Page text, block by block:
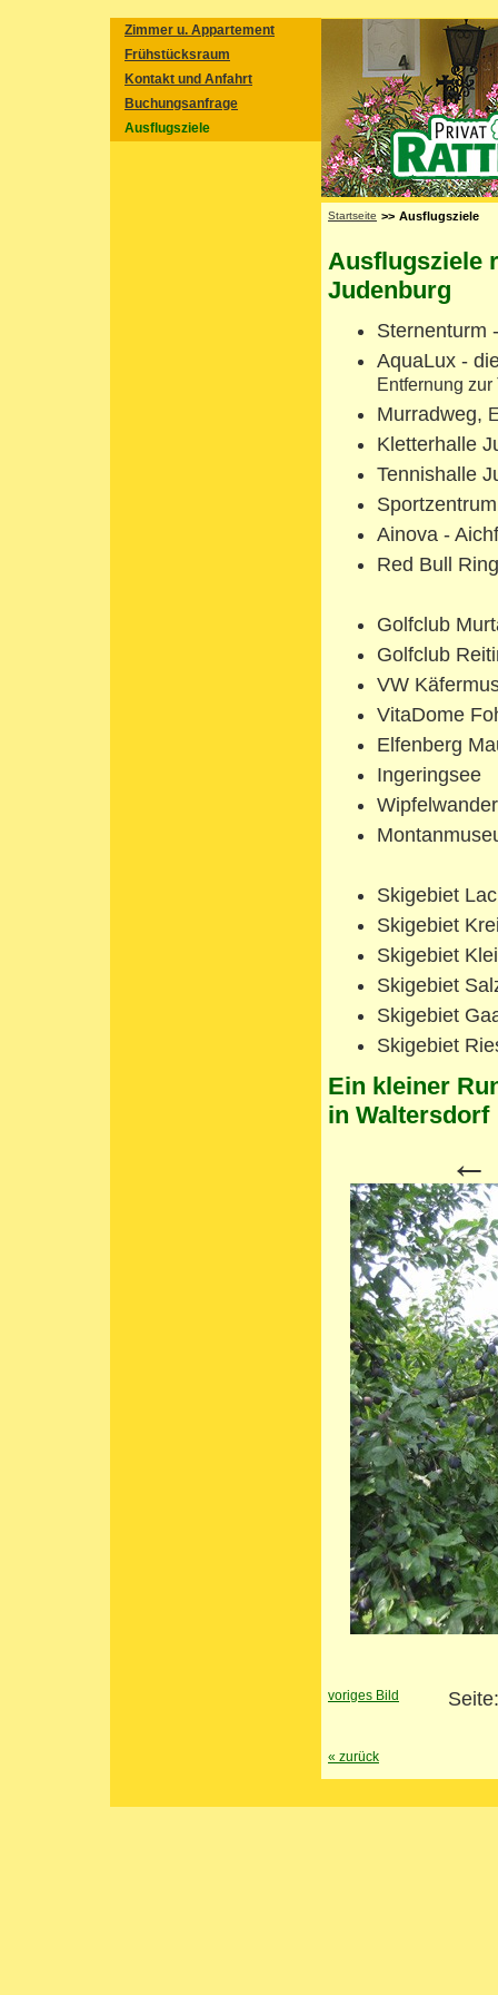
Zimmer u. Appartement
Frühstücksraum
Kontakt und Anfahrt
Buchungsanfrage
Ausflugsziele
Startseite >> Ausflugsziele
Ausflugsziele
Judenburg
Sternenturm
AquaLux -
Entfernung
Murradweg,
Kletterhalle
Tennishalle
Ainova -
Red Bull
Golfclub
Golfclub
VW
VitaDome
Elfenberg
Ingeringsee
Skigebiet
Skigebiet
Skigebiet
Skigebiet
Skigebiet
Skigebiet
Ein kleiner
in Waltersdorf
←
voriges Bild
« zurück